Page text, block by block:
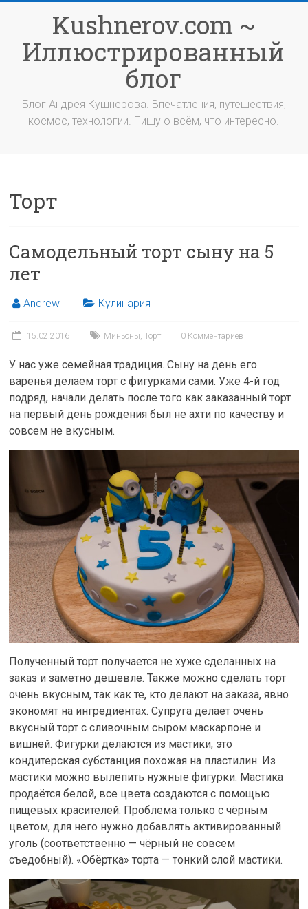
содержимомуKushnerov.com ~
Иллюстрированный
блог
Блог Андрея Кушнерова. Впечатления, путешествия,
космос, технологии. Пишу о всём, что интересно.
Торт
Самодельный торт сыну на 5
лет
Andrew Кулинария
15.02.2016 Миньоны,Торт 0 Комментариев
У нас уже семейная традиция. Сыну на день его
варенья делаем торт с фигурками сами. Уже 4-й год
подряд, начали делать после того как заказанный торт
на первый день рождения был не ахти по качеству и
совсем не вкусным.
Полученный торт получается не хуже сделанных на
заказ и заметно дешевле. Также можно сделать торт
очень вкусным, так как те, кто делают на заказа, явно
экономят на ингредиентах. Супруга делает очень
вкусный торт с сливочным сыром маскарпоне и
вишней. Фигурки делаются из мастики, это
кондитерская субстанция похожая на пластилин. Из
мастики можно вылепить нужные фигурки. Мастика
продаётся белой, все цвета создаются с помощью
пищевых красителей. Проблема только с чёрным
цветом, для него нужно добавлять активированный
уголь (соответственно — чёрный не совсем
съедобный). «Обёртка» торта — тонкий слой мастики.